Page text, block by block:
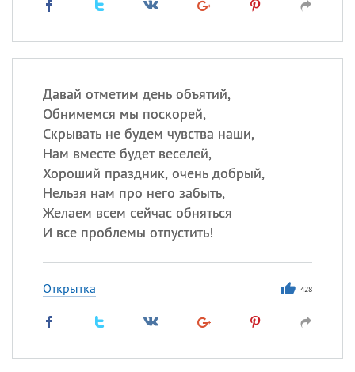
Давай отметим день объятий,
Обнимемся мы поскорей,
Скрывать не будем чувства наши,
Нам вместе будет веселей,
Хороший праздник, очень добрый,
Нельзя нам про него забыть,
Желаем всем сейчас обняться
И все проблемы отпустить!
Открытка 428